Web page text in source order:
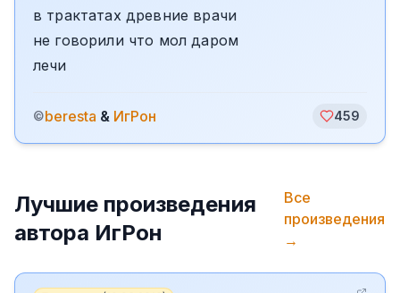
в трактатах древние врачи
не говорили что мол даром
лечи
©beresta & ИгРон 459
Лучшие произведения
автора ИгРон
Все
произведения
→